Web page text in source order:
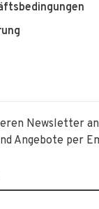
Newsletter
Angebote per